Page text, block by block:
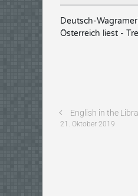
Deutsch-
Österreich liest -
English in the
21. Oktober 2019